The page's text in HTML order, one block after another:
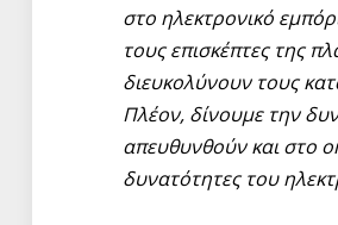
στο ηλεκτρονικό
τους επισκέπτες της
διευκολύνουν τους
Πλέον, δίνουμε την
απευθυνθούν και στο
δυνατότητες του